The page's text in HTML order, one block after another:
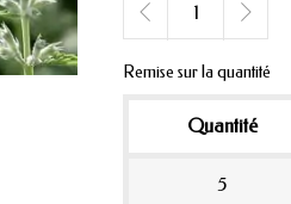
Remise sur la quantité
Quantité
5